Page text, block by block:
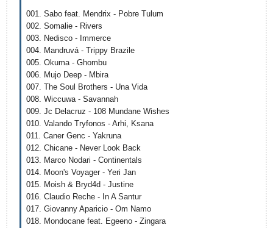
001. Sabo feat. Mendrix - Pobre Tulum
002. Somalie - Rivers
003. Nedisco - Immerce
004. Mandruvá - Trippy Brazile
005. Okuma - Ghombu
006. Mujo Deep - Mbira
007. The Soul Brothers - Una Vida
008. Wiccuwa - Savannah
009. Jc Delacruz - 108 Mundane Wishes
010. Valando Tryfonos - Arhi, Ksana
011. Caner Genc - Yakruna
012. Chicane - Never Look Back
013. Marco Nodari - Continentals
014. Moon's Voyager - Yeri Jan
015. Moish & Bryd4d - Justine
016. Claudio Reche - In A Santur
017. Giovanny Aparicio - Om Namo
018. Mondocane feat. Egeeno - Zingara